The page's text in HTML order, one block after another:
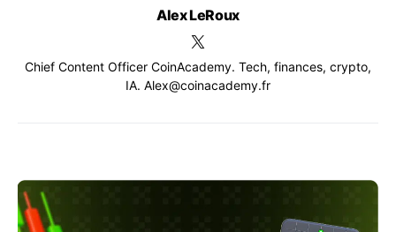
Alex LeRoux
Chief Content Officer CoinAcademy. Tech, finances, crypto,
IA. Alex@coinacademy.fr